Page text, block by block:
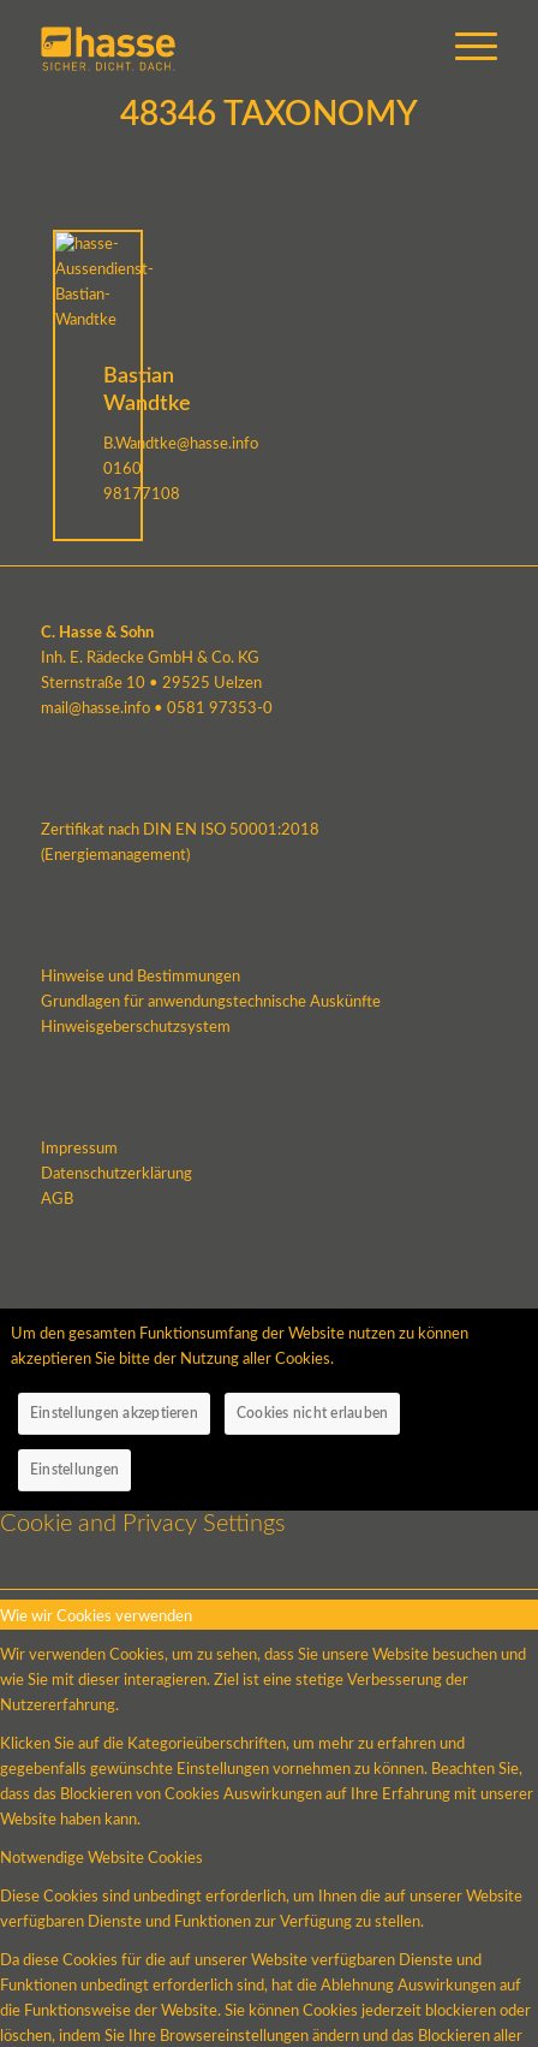
48346 TAXONOMY
Bastian
Wandtke
B.Wandtke@hasse.info
0160
98177108
C. Hasse & Sohn
Inh. E. Rädecke GmbH & Co. KG
Sternstraße 10 • 29525 Uelzen
mail@hasse.info• 0581 97353-0
Zertifikat nach DIN EN ISO 50001:2018
(Energiemanagement)
Hinweise und Bestimmungen
Grundlagen für anwendungstechnische Auskünfte
Hinweisgeberschutzsystem
Impressum
Datenschutzerklärung
AGB
Um den gesamten Funktionsumfang der Website nutzen zu können
akzeptieren Sie bitte der Nutzung aller Cookies.
Einstellungen akzeptieren Cookies nicht erlauben
Einstellungen
Cookie and Privacy Settings
Wie wir Cookies verwenden
Wir verwenden Cookies, um zu sehen, dass Sie unsere Website besuchen und
wie Sie mit dieser interagieren. Ziel ist eine stetige Verbesserung der
Nutzererfahrung.
Klicken Sie auf die Kategorieüberschriften, um mehr zu erfahren und
gegebenfalls gewünschte Einstellungen vornehmen zu können. Beachten Sie,
dass das Blockieren von Cookies Auswirkungen auf Ihre Erfahrung mit unserer
Website haben kann.
Notwendige Website Cookies
Diese Cookies sind unbedingt erforderlich, um Ihnen die auf unserer Website
verfügbaren Dienste und Funktionen zur Verfügung zu stellen.
Da diese Cookies für die auf unserer Website verfügbaren Dienste und
Funktionen unbedingt erforderlich sind, hat die Ablehnung Auswirkungen auf
die Funktionsweise der Website. Sie können Cookies jederzeit blockieren oder
löschen, indem Sie Ihre Browsereinstellungen ändern und das Blockieren aller